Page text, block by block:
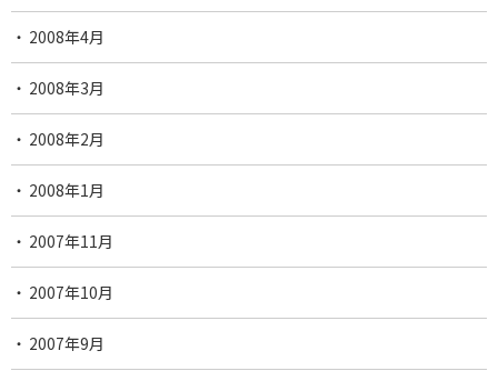
2008年4月
2008年3月
2008年2月
2008年1月
2007年11月
2007年10月
2007年9月